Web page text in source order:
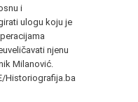
i
ulogu koju je
njenu
Milanović.
Historiografija.ba